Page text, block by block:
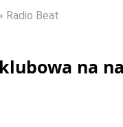
Radio Beat
na